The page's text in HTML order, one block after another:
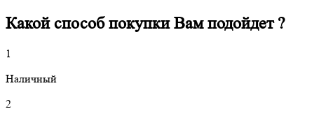
Какой способ покупки Вам подойдет ?
1
Наличный
2